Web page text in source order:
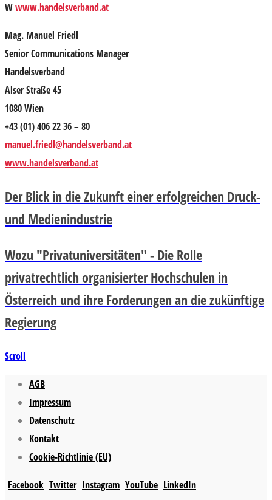
Wwww.handelsverband.at
Mag. Manuel Friedl
Senior Communications Manager
Handelsverband
Alser Straße 45
1080 Wien
+43 (01) 406 22 36 – 80
manuel.friedl@handelsverband.at
www.handelsverband.at
Der Blick in die Zukunft einer erfolgreichen Druck‐
und Medienindustrie
Wozu "Privatuniversitäten" - Die Rolle
privatrechtlich organisierter Hochschulen in
Österreich und ihre Forderungen an die zukünftige
Regierung
Scroll
AGB
Impressum
Datenschutz
Kontakt
Cookie-Richtlinie (EU)
Facebook Twitter Instagram YouTube LinkedIn